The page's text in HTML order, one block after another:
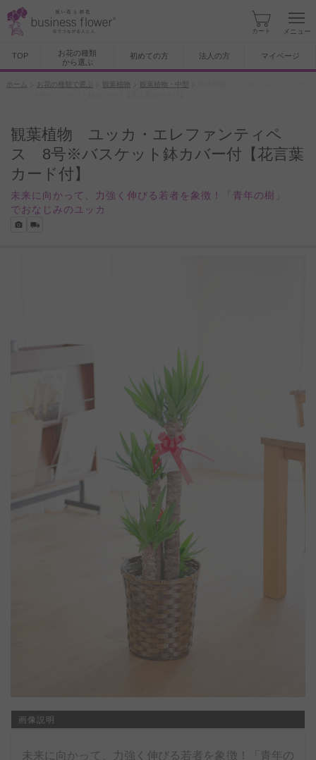
カート メニュー
TOP
お花の種類
から選ぶ
初めての方 法人の方 マイページ
ホーム お花の種類で選ぶ 観葉植物 観葉植物・中型
観葉植物 ユッカ・エレファンティペ
ス 8号※バスケット鉢カバー付【花言葉
カード付】
未来に向かって、力強く伸びる若者を象徴！「青年の樹」
でおなじみのユッカ
画像説明
未来に向かって、力強く伸びる若者を象徴！「青年の